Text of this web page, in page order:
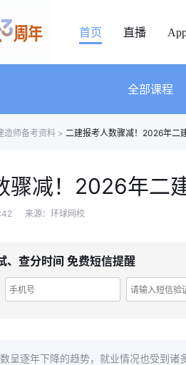
首页 直播
全部课程
造师备考资料 > 二建报考人数骤减！2026年二
骤减！2026年二
来源：环球网校
、查分时间 免费短信提醒
呈逐年下降的趋势，就业情况也受到诸